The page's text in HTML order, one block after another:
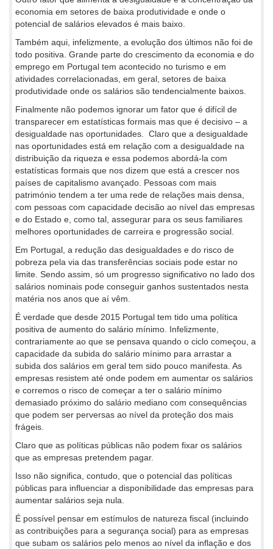
economia em setores de baixa produtividade e onde o
potencial de salários elevados é mais baixo.
Também aqui, infelizmente, a evolução dos últimos não foi de
todo positiva. Grande parte do crescimento da economia e do
emprego em Portugal tem acontecido no turismo e em
atividades correlacionadas, em geral, setores de baixa
produtividade onde os salários são tendencialmente baixos.
Finalmente não podemos ignorar um fator que é difícil de
transparecer em estatísticas formais mas que é decisivo – a
desigualdade nas oportunidades. Claro que a desigualdade
nas oportunidades está em relação com a desigualdade na
distribuição da riqueza e essa podemos abordá-la com
estatísticas formais que nos dizem que está a crescer nos
países de capitalismo avançado. Pessoas com mais
património tendem a ter uma rede de relações mais densa,
com pessoas com capacidade decisão ao nível das empresas
e do Estado e, como tal, assegurar para os seus familiares
melhores oportunidades de carreira e progressão social.
Em Portugal, a redução das desigualdades e do risco de
pobreza pela via das transferências sociais pode estar no
limite. Sendo assim, só um progresso significativo no lado dos
salários nominais pode conseguir ganhos sustentados nesta
matéria nos anos que aí vêm.
É verdade que desde 2015 Portugal tem tido uma política
positiva de aumento do salário mínimo. Infelizmente,
contrariamente ao que se pensava quando o ciclo começou, a
capacidade da subida do salário mínimo para arrastar a
subida dos salários em geral tem sido pouco manifesta. As
empresas resistem até onde podem em aumentar os salários
e corremos o risco de começar a ter o salário mínimo
demasiado próximo do salário mediano com consequências
que podem ser perversas ao nível da proteção dos mais
frágeis.
Claro que as políticas públicas não podem fixar os salários
que as empresas pretendem pagar.
Isso não significa, contudo, que o potencial das políticas
públicas para influenciar a disponibilidade das empresas para
aumentar salários seja nula.
É possível pensar em estímulos de natureza fiscal (incluindo
as contribuições para a segurança social) para as empresas
que subam os salários pelo menos ao nível da inflação e dos